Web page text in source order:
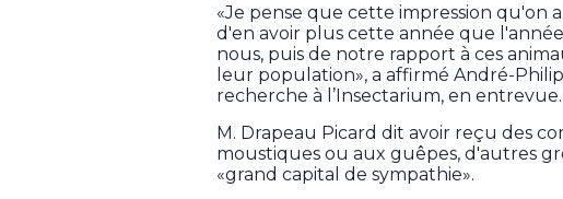
«Je pense que cette impression qu'on
d'en avoir plus cette année que
nous, puis de notre rapport à ces
leur population», a affirmé André-
recherche à l’Insectarium, en entrevue.
M. Drapeau Picard dit avoir reçu des
moustiques ou aux guêpes, d'autres
«grand capital de sympathie».